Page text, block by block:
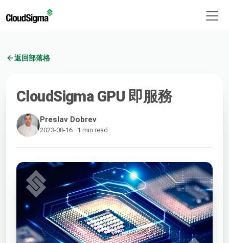
返回部落格
CloudSigma GPU 即服務
Preslav Dobrev
2023-08-16 · 1 min read